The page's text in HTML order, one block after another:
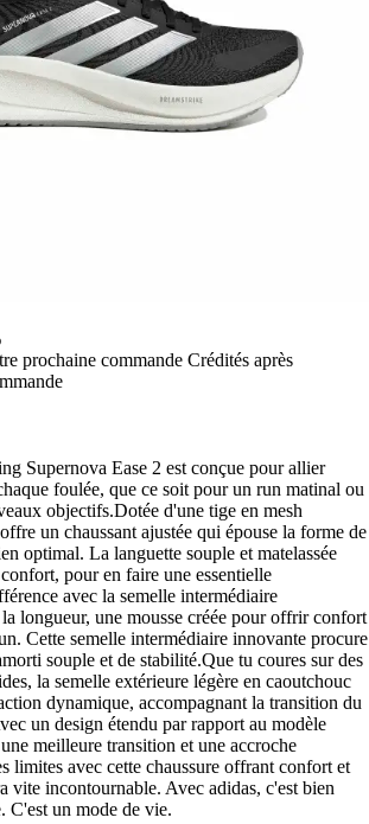
prochaine commande Crédités après
Supernova Ease 2 est conçue pour allier
foulée, que ce soit pour un run matinal ou
objectifs.Dotée d'une tige en mesh
un chaussant ajustée qui épouse la forme de
optimal. La languette souple et matelassée
pour en faire une essentielle
avec la semelle intermédiaire
longueur, une mousse créée pour offrir confort
Cette semelle intermédiaire innovante procure
souple et de stabilité.Que tu coures sur des
la semelle extérieure légère en caoutchouc
dynamique, accompagnant la transition du
un design étendu par rapport au modèle
meilleure transition et une accroche
limites avec cette chaussure offrant confort et
vite incontournable. Avec adidas, c'est bien
C'est un mode de vie.